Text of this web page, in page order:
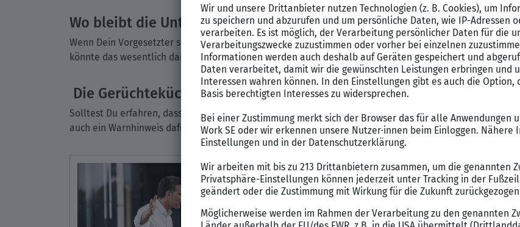
Wo bleibt die Unterstützung?
Wenn Dein Vorgesetzter sich nicht für Deine berufliche Entwicklung einsetzt, keine positiven
könnte das wesentlich darauf hindeuten, dass er kein Interesse daran hat, Deine Karriere nach vorne
Die Gerüchteküche wird angeheizt
Solltest Du erfahren, dass Dein Chef immer wieder negativ über Dich spricht oder sogar Gerüchte über
auch ein Warnhinweis dafür, dass Du handeln solltest, um etwas an der Situation ändern zu können.
Toxischen Führungsstil erkennen:
Ob frische oder alteingesessene Führungskräfte
dabei weniger schlimm und sollten als
können verheerende Folgen für Dich und die